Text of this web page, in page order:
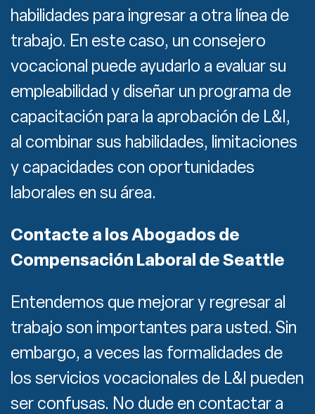
habilidades para ingresar a otra línea de
trabajo. En este caso, un consejero
vocacional puede ayudarlo a evaluar su
empleabilidad y diseñar un programa de
capacitación para la aprobación de L&I,
al combinar sus habilidades, limitaciones
y capacidades con oportunidades
laborales en su área.
Contacte a los Abogados de
Compensación Laboral de Seattle
Entendemos que mejorar y regresar al
trabajo son importantes para usted. Sin
embargo, a veces las formalidades de
los servicios vocacionales de L&I pueden
ser confusas. No dude en contactar a